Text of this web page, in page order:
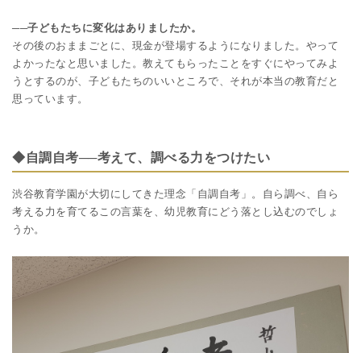
──子どもたちに変化はありましたか。
その後のおままごとに、現金が登場するようになりました。やって
よかったなと思いました。教えてもらったことをすぐにやってみよ
うとするのが、子どもたちのいいところで、それが本当の教育だと
思っています。
◆自調自考──考えて、調べる力をつけたい
渋谷教育学園が大切にしてきた理念「自調自考」。自ら調べ、自ら
考える力を育てるこの言葉を、幼児教育にどう落とし込むのでしょ
うか。